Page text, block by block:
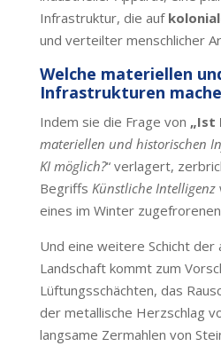
Infrastruktur, die auf
und verteilter menschlicher
Welche materiellen
Infrastrukturen
Indem sie die Frage von „Ist
materiellen und historischen
KI möglich?“ verlagert,
Begriffs Künstliche Intelligenz
eines im Winter
Und eine weitere Schicht der
Landschaft kommt zum
Lüftungsschächten, das
der metallische Herzschlag
langsame Zermahlen von